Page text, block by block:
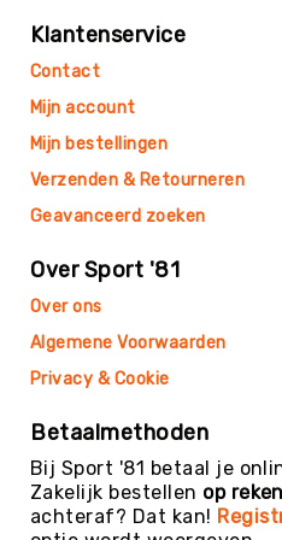
Balanceren
Jongleren
Zwaaien
Muziek
&
Bewegen
Klantenservice
Contact
Mijn account
Mijn bestellingen
Verzenden & Retourneren
Geavanceerd zoeken
Over Sport '81
Over ons
Algemene Voorwaarden
Privacy & Cookie
Betaalmethoden
Bij Sport '81 betaal je
Zakelijk bestellen op
achteraf? Dat kan!